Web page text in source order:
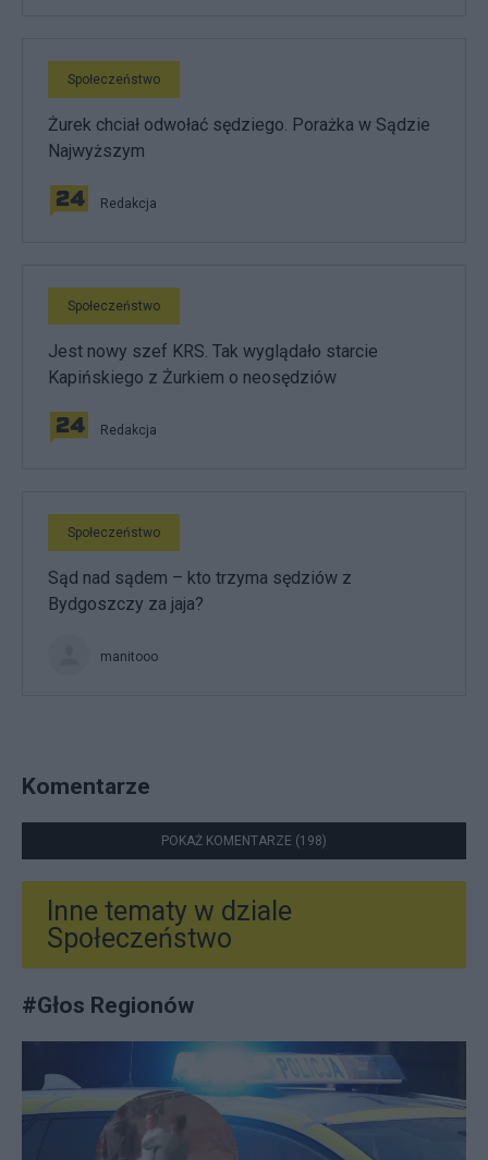
Społeczeństwo
Żurek chciał odwołać sędziego. Porażka w Sądzie
Najwyższym
Redakcja
Społeczeństwo
Jest nowy szef KRS. Tak wyglądało starcie
Kapińskiego z Żurkiem o neosędziów
Redakcja
Społeczeństwo
Sąd nad sądem – kto trzyma sędziów z
Bydgoszczy za jaja?
manitooo
Komentarze
POKAŻ KOMENTARZE (198)
Inne tematy w dziale
Społeczeństwo
#Głos Regionów